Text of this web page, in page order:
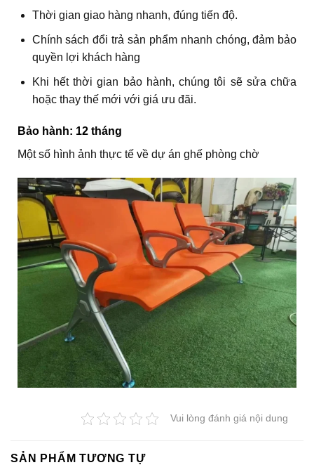
Thời gian giao hàng nhanh, đúng tiến độ.
Chính sách đổi trả sản phẩm nhanh chóng, đảm bảo
quyền lợi khách hàng
Khi hết thời gian bảo hành, chúng tôi sẽ sửa chữa
hoặc thay thế mới với giá ưu đãi.
Bảo hành: 12 tháng
Một số hình ảnh thực tế về dự án ghế phòng chờ
Vui lòng đánh giá nội dung
SẢN PHẨM TƯƠNG TỰ